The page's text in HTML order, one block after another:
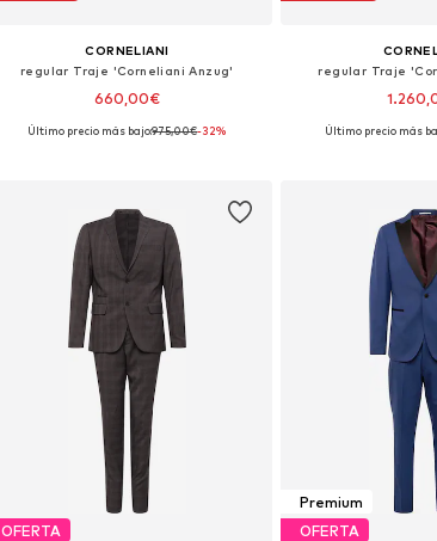
CORNELIANI
regular Traje 'Corneliani Anzug'
660,00€
Tallas disponibles: 50, 52, 54
Último precio más bajo:975,00€-32%
regular Traje
Tallas
Último precio más
OFERTA
Premium
OFERTA